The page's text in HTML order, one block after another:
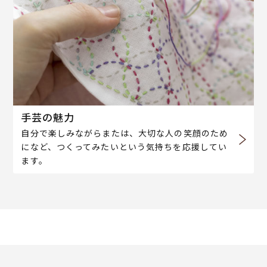
手芸の魅力
自分で楽しみながらまたは、大切な人の笑顔のため
になど、つくってみたいという気持ちを応援してい
ます。